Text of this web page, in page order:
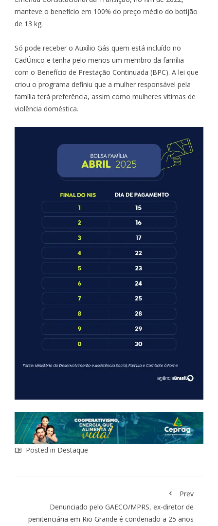
manteve o benefício em 100% do preço médio do botijão
de 13 kg.
Só pode receber o Auxílio Gás quem está incluído no
CadÚnico e tenha pelo menos um membro da família
com o Benefício de Prestação Continuada (BPC). A lei que
criou o programa definiu que a mulher responsável pela
família terá preferência, assim como mulheres vítimas de
violência doméstica.
Posted in Destaque
Prev
Denunciado pelo GAECO/MPRS, ex-diretor de
penitenciária em Rio Grande é condenado a 25 anos